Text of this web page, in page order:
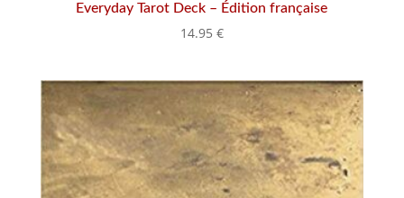
Everyday Tarot Deck – Édition française
14.95 €